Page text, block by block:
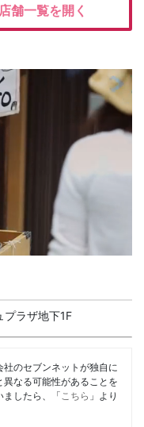
舗一覧を開く
プラザ地下1F
のセブンネットが独自に
なる可能性があることを
ましたら、「 こちら 」より